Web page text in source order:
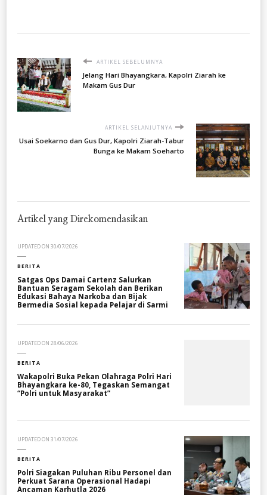
ARTIKEL SEBELUMNYA
Jelang Hari Bhayangkara, Kapolri Ziarah ke
Makam Gus Dur
ARTIKEL SELANJUTNYA
Usai Soekarno dan Gus Dur, Kapolri Ziarah-Tabur
Bunga ke Makam Soeharto
Artikel yang Direkomendasikan
UPDATED ON 30/07/2026
BERITA
Satgas Ops Damai Cartenz Salurkan
Bantuan Seragam Sekolah dan Berikan
Edukasi Bahaya Narkoba dan Bijak
Bermedia Sosial kepada Pelajar di Sarmi
UPDATED ON 28/06/2026
BERITA
Wakapolri Buka Pekan Olahraga Polri Hari
Bhayangkara ke-80, Tegaskan Semangat
“Polri untuk Masyarakat”
UPDATED ON 31/07/2026
BERITA
Polri Siagakan Puluhan Ribu Personel dan
Perkuat Sarana Operasional Hadapi
Ancaman Karhutla 2026